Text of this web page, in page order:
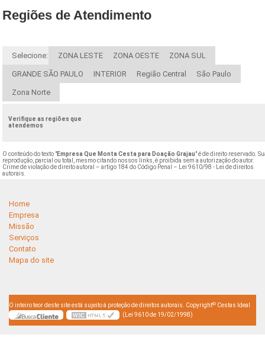
Regiões de Atendimento
Selecione: ZONA LESTE ZONA OESTE ZONA SUL
GRANDE SÃO PAULO INTERIOR Região Central São Paulo
Zona Norte
Verifique as regiões que
atendemos
O conteúdo do texto "Empresa Que Monta Cesta para Doação Grajau" é de direito reservado.
reprodução, parcial ou total, mesmo citando nossos links, é proibida sem a autorização do autor.
Crime de violação de direito autoral – artigo 184 do Código Penal –
Lei 9610/98 - Lei de direitos
autorais
Home
Empresa
Missão
Serviços
Contato
Mapa do site
O inteiro teor deste site está sujeito à proteção de direitos autorais. Copyright© Cestas Ideal
(Lei 9610 de 19/02/1998)